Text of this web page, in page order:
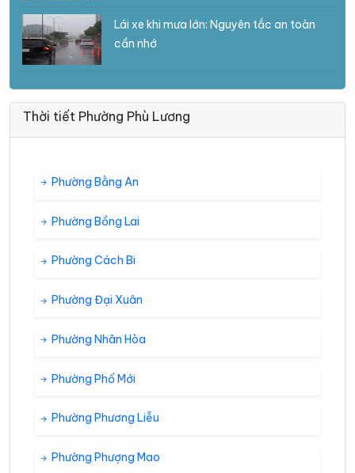
Lái xe khi mưa lớn: Nguyên tắc an toàn
cần nhớ
Thời tiết Phường Phù Lương
Phường Bằng An
Phường Bồng Lai
Phường Cách Bi
Phường Đại Xuân
Phường Nhân Hòa
Phường Phố Mới
Phường Phương Liễu
Phường Phượng Mao